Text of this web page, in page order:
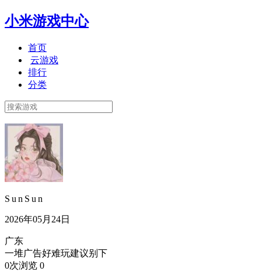
小米游戏中心
首页
云游戏
排行
分类
S u n S u n
2026年05月24日
广东
一堆广告好难玩建议别下
0次浏览 0